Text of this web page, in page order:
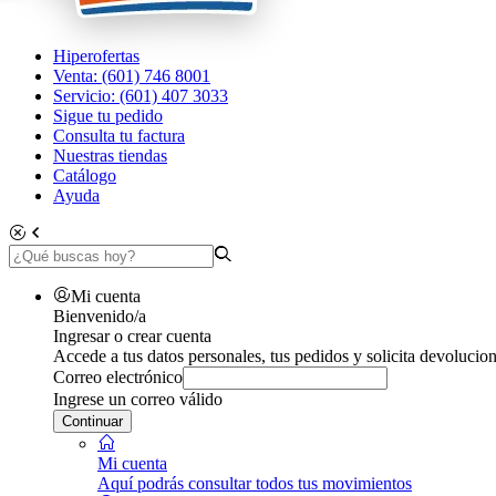
Hiperofertas
Venta: (601) 746 8001
Servicio: (601) 407 3033
Sigue tu pedido
Consulta tu factura
Nuestras tiendas
Catálogo
Ayuda
Mi cuenta
Bienvenido/a
Ingresar o crear cuenta
Accede a tus datos personales, tus pedidos y solicita
Correo electrónico
Ingrese un correo válido
Continuar
Mi cuenta
Aquí podrás consultar todos tus movimientos